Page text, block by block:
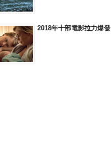
2018年十部電影拉力爆發